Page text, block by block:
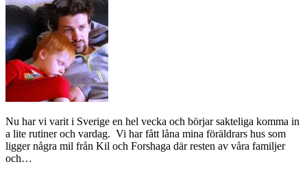
Nu har vi varit i Sverige en hel vecka och börjar sakteliga komma in
a lite rutiner och vardag. Vi har fått låna mina föräldrars hus som
ligger några mil från Kil och Forshaga där resten av våra familjer
och…